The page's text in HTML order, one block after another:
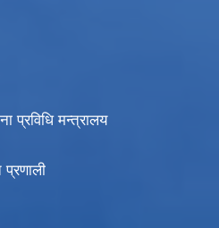
प्रविधि मन्त्रालय
प्रणाली